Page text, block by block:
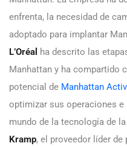
enfrenta, la necesidad de
adoptado para implantar
L’Oréal ha descrito las
Manhattan y ha compartido
potencial de Manhattan
optimizar sus operaciones e
mundo de la tecnología de
Kramp, el proveedor líder